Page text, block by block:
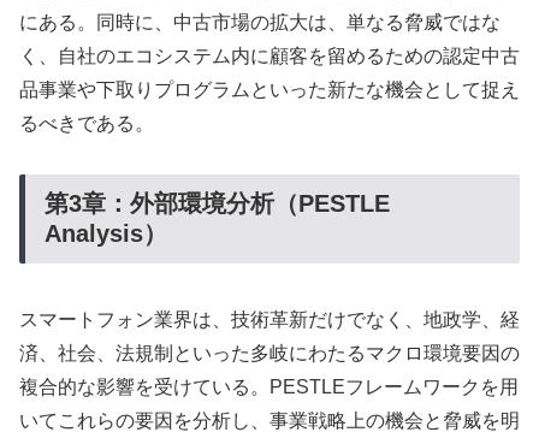
にある。同時に、中古市場の拡大は、単なる脅威ではな
く、自社のエコシステム内に顧客を留めるための認定中古
品事業や下取りプログラムといった新たな機会として捉え
るべきである。
第3章：外部環境分析（PESTLE
Analysis）
スマートフォン業界は、技術革新だけでなく、地政学、経
済、社会、法規制といった多岐にわたるマクロ環境要因の
複合的な影響を受けている。PESTLEフレームワークを用
いてこれらの要因を分析し、事業戦略上の機会と脅威を明